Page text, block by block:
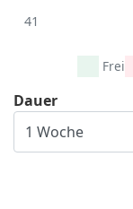
41
Frei
Dauer